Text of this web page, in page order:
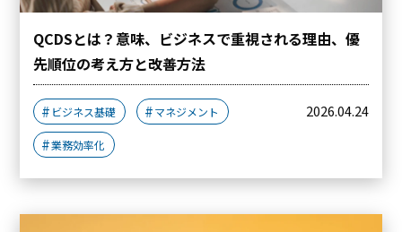
QCDSとは？意味、ビジネスで重視される理由、優
先順位の考え方と改善方法
ビジネス基礎 マネジメント
業務効率化
2026.04.24